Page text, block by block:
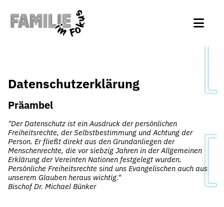
Datenschutzerklärung
Präambel
"Der Datenschutz ist ein Ausdruck der persönlichen
Freiheitsrechte, der Selbstbestimmung und Achtung der
Person. Er fließt direkt aus den Grundanliegen der
Menschenrechte, die vor siebzig Jahren in der Allgemeinen
Erklärung der Vereinten Nationen festgelegt wurden.
Persönliche Freiheitsrechte sind uns Evangelischen auch aus
unserem Glauben heraus wichtig."
Bischof Dr. Michael Bünker